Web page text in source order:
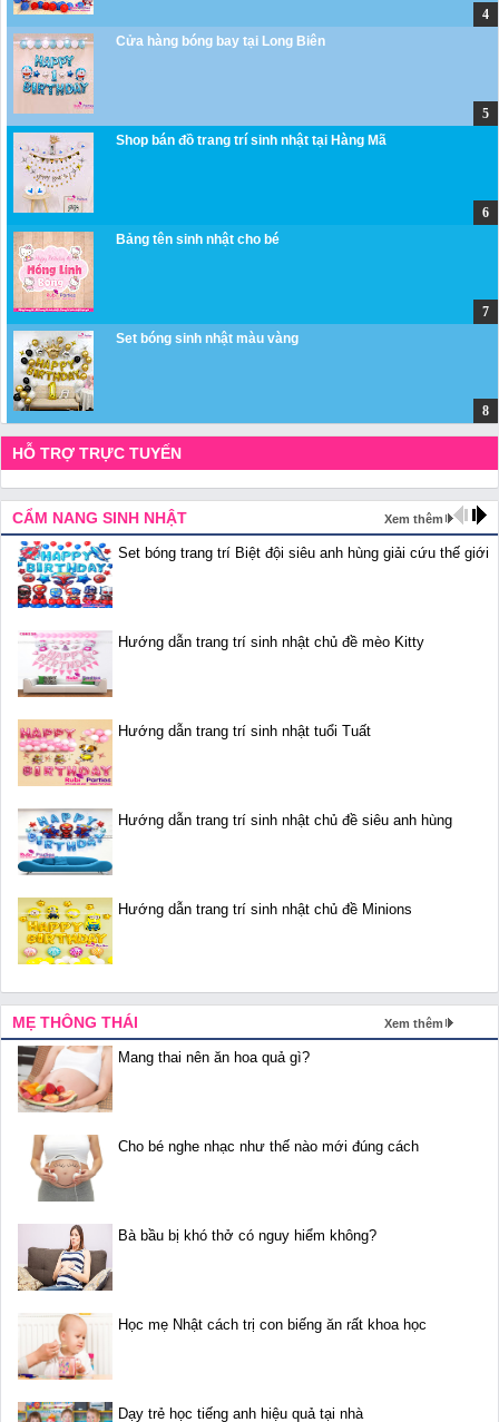
Cửa hàng bóng bay tại Long Biên
Shop bán đồ trang trí sinh nhật tại Hàng Mã
Bảng tên sinh nhật cho bé
Set bóng sinh nhật màu vàng
HỖ TRỢ TRỰC TUYẾN
CẨM NANG SINH NHẬT Xem thêm
Set bóng trang trí Biệt đội siêu anh hùng giải cứu thế giới
Hướng dẫn trang trí sinh nhật chủ đề mèo Kitty
Hướng dẫn trang trí sinh nhật tuổi Tuất
Hướng dẫn trang trí sinh nhật chủ đề siêu anh hùng
Hướng dẫn trang trí sinh nhật chủ đề Minions
MẸ THÔNG THÁI Xem thêm
Mang thai nên ăn hoa quả gì?
Cho bé nghe nhạc như thế nào mới đúng cách
Bà bầu bị khó thở có nguy hiểm không?
Học mẹ Nhật cách trị con biếng ăn rất khoa học
Dạy trẻ học tiếng anh hiệu quả tại nhà